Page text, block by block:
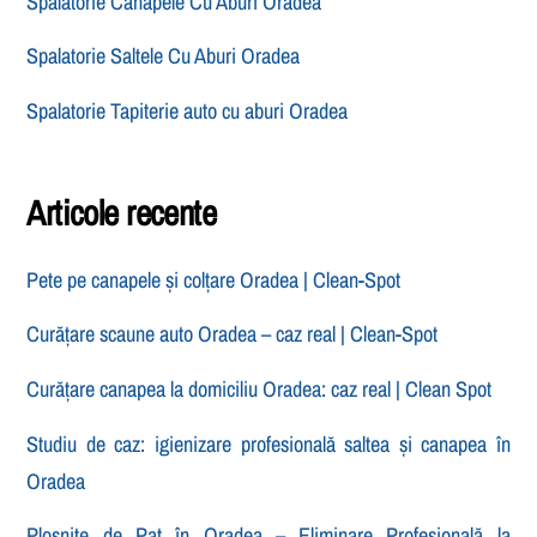
Spalatorie Saltele Cu Aburi Oradea
Spalatorie Tapiterie auto cu aburi Oradea
Articole recente
Pete pe canapele și colțare Oradea | Clean-Spot
Curățare scaune auto Oradea – caz real | Clean-Spot
Curățare canapea la domiciliu Oradea: caz real | Clean Spot
Studiu de caz: igienizare profesională saltea și canapea în
Oradea